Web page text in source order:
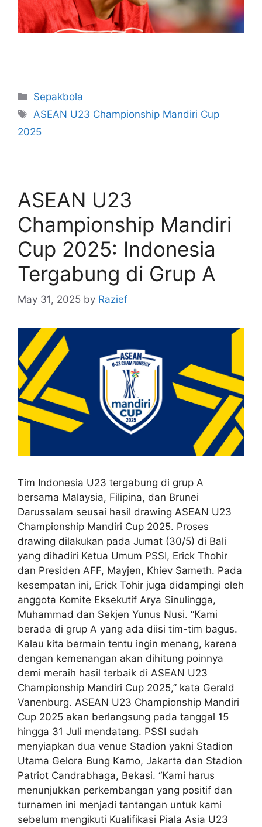
Sepakbola
ASEAN U23 Championship Mandiri Cup
2025
ASEAN U23
Championship Mandiri
Cup 2025: Indonesia
Tergabung di Grup A
May 31, 2025 by Razief
Tim Indonesia U23 tergabung di grup A
bersama Malaysia, Filipina, dan Brunei
Darussalam seusai hasil drawing ASEAN U23
Championship Mandiri Cup 2025. Proses
drawing dilakukan pada Jumat (30/5) di Bali
yang dihadiri Ketua Umum PSSI, Erick Thohir
dan Presiden AFF, Mayjen, Khiev Sameth. Pada
kesempatan ini, Erick Tohir juga didampingi oleh
anggota Komite Eksekutif Arya Sinulingga,
Muhammad dan Sekjen Yunus Nusi. “Kami
berada di grup A yang ada diisi tim-tim bagus.
Kalau kita bermain tentu ingin menang, karena
dengan kemenangan akan dihitung poinnya
demi meraih hasil terbaik di ASEAN U23
Championship Mandiri Cup 2025,” kata Gerald
Vanenburg. ASEAN U23 Championship Mandiri
Cup 2025 akan berlangsung pada tanggal 15
hingga 31 Juli mendatang. PSSI sudah
menyiapkan dua venue Stadion yakni Stadion
Utama Gelora Bung Karno, Jakarta dan Stadion
Patriot Candrabhaga, Bekasi. “Kami harus
menunjukkan perkembangan yang positif dan
turnamen ini menjadi tantangan untuk kami
sebelum mengikuti Kualifikasi Piala Asia U23